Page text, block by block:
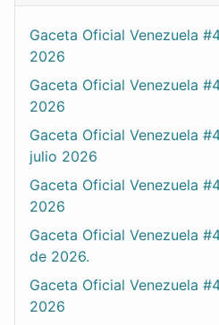
Gaceta Oficial Venezuela
2026
Gaceta Oficial Venezuela
2026
Gaceta Oficial Venezuela
julio 2026
Gaceta Oficial Venezuela
2026
Gaceta Oficial Venezuela
de 2026.
Gaceta Oficial Venezuela
2026